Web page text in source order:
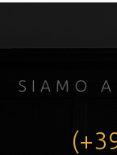
SIAMO